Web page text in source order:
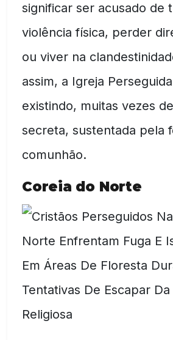
significar ser acusado de
violência física, perder
ou viver na
assim, a Igreja
existindo, muitas vezes
secreta, sustentada pela
comunhão.
Coreia do Norte